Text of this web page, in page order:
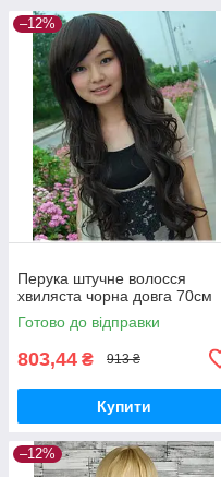
–12%
Перука штучне волосся
хвиляста чорна довга 70см
Готово до відправки
803,44 ₴ 913 ₴
Купити
–12%